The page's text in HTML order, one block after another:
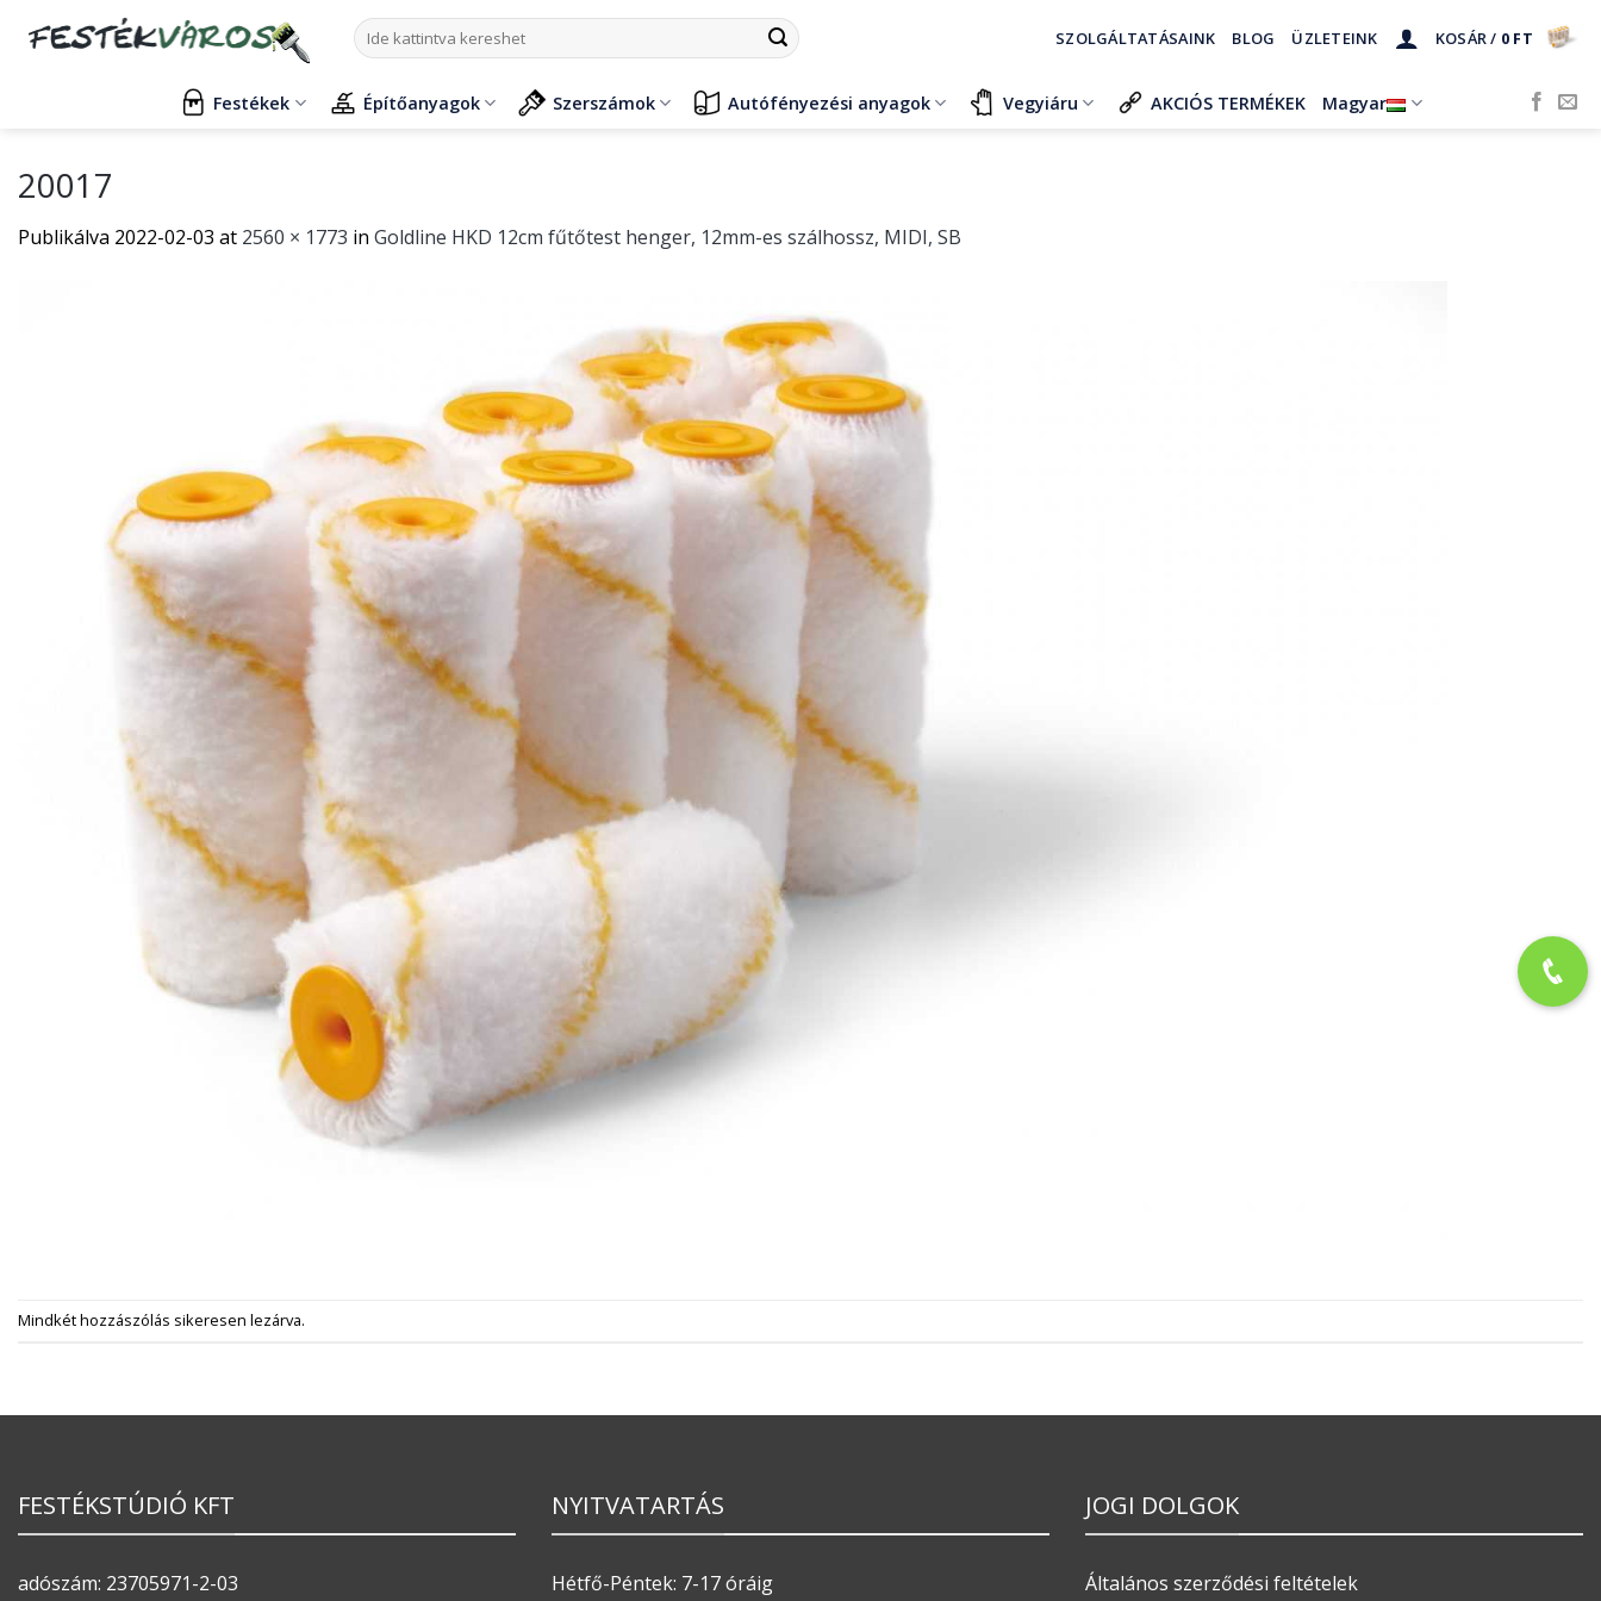
Keresés
a
SZOLGÁLTATÁSAINK BLOG ÜZLETEINK KOSÁR / 0 FT
Festékek Építőanyagok Szerszámok Autófényezési anyagok Vegyiáru AKCIÓS TERMÉKEK Magyar
20017
Publikálva 2022-02-03 at 2560 × 1773 in Goldline HKD 12cm fűtőtest henger, 12mm-es szálhossz, MIDI, SB
Mindkét hozzászólás sikeresen lezárva.
FESTÉKSTÚDIÓ KFT
adószám: 23705971-2-03
NYITVATARTÁS
Hétfő-Péntek: 7-17 óráig
JOGI DOLGOK
Általános szerződési feltételek